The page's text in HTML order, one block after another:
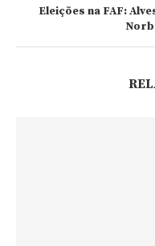
Eleições na FAF: